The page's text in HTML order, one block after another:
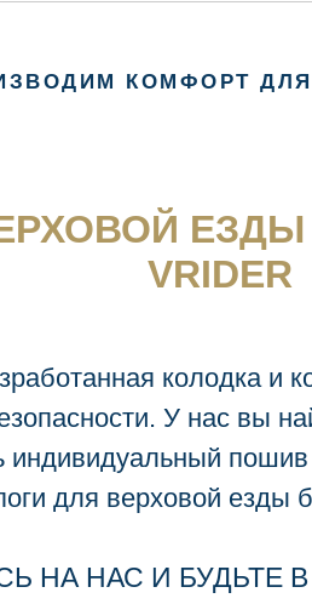
КОМФОРТ
VRIDER
колодка и
У нас вы
индивидуальный
для верховой езды
НА НАС И БУДЬТЕ